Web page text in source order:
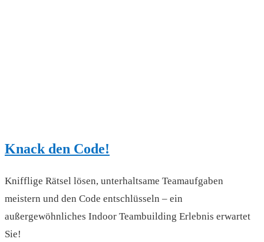
Knack den Code!
Knifflige Rätsel lösen, unterhaltsame Teamaufgaben
meistern und den Code entschlüsseln – ein
außergewöhnliches Indoor Teambuilding Erlebnis erwartet
Sie!